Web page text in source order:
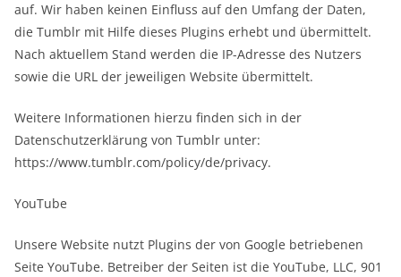
auf. Wir haben keinen Einfluss auf den Umfang der Daten,
die Tumblr mit Hilfe dieses Plugins erhebt und übermittelt.
Nach aktuellem Stand werden die IP-Adresse des Nutzers
sowie die URL der jeweiligen Website übermittelt.
Weitere Informationen hierzu finden sich in der
Datenschutzerklärung von Tumblr unter:
https://www.tumblr.com/policy/de/privacy.
YouTube
Unsere Website nutzt Plugins der von Google betriebenen
Seite YouTube. Betreiber der Seiten ist die YouTube, LLC, 901